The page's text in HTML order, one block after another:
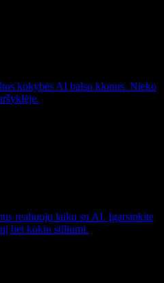
kokybės AI balso klonus. Nieko
realiuoju laiku su AI. Įgarsinkite
bet kokiu stiliumi.